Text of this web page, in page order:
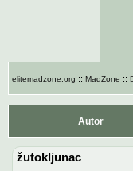
elitemadzone.org :: MadZone ::
Autor
žutokljunac